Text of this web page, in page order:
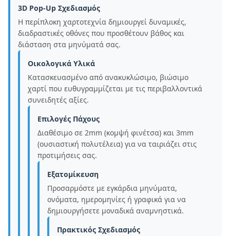
3D Pop-Up Σχεδιασμός
Η περίπλοκη χαρτοτεχνία δημιουργεί δυναμικές,
διαδραστικές οθόνες που προσθέτουν βάθος και
διάσταση στα μηνύματά σας.
Οικολογικά Υλικά
Κατασκευασμένο από ανακυκλώσιμο, βιώσιμο
χαρτί που ευθυγραμμίζεται με τις περιβαλλοντικά
συνειδητές αξίες.
Επιλογές Πάχους
Διαθέσιμο σε 2mm (κομψή φινέτσα) και 3mm
(ουσιαστική πολυτέλεια) για να ταιριάζει στις
προτιμήσεις σας.
Εξατομίκευση
Προσαρμόστε με εγκάρδια μηνύματα,
ονόματα, ημερομηνίες ή γραφικά για να
δημιουργήσετε μοναδικά αναμνηστικά.
Πρακτικός Σχεδιασμός